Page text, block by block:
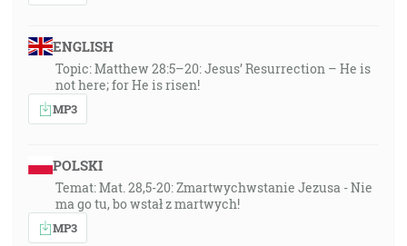
ENGLISH
Topic: Matthew 28:5–20: Jesus’ Resurrection – He is
not here; for He is risen!
MP3
POLSKI
Temat: Mat. 28,5-20: Zmartwychwstanie Jezusa - Nie
ma go tu, bo wstał z martwych!
MP3